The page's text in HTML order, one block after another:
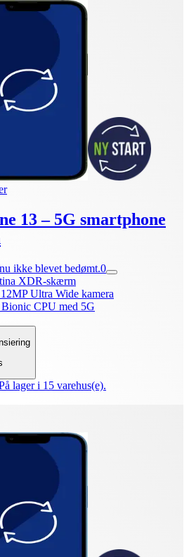
13 – 5G smartphone
ikke blevet bedømt.0
XDR-skærm
Ultra Wide kamera
CPU med 5G
lager i 15 varehus(e).